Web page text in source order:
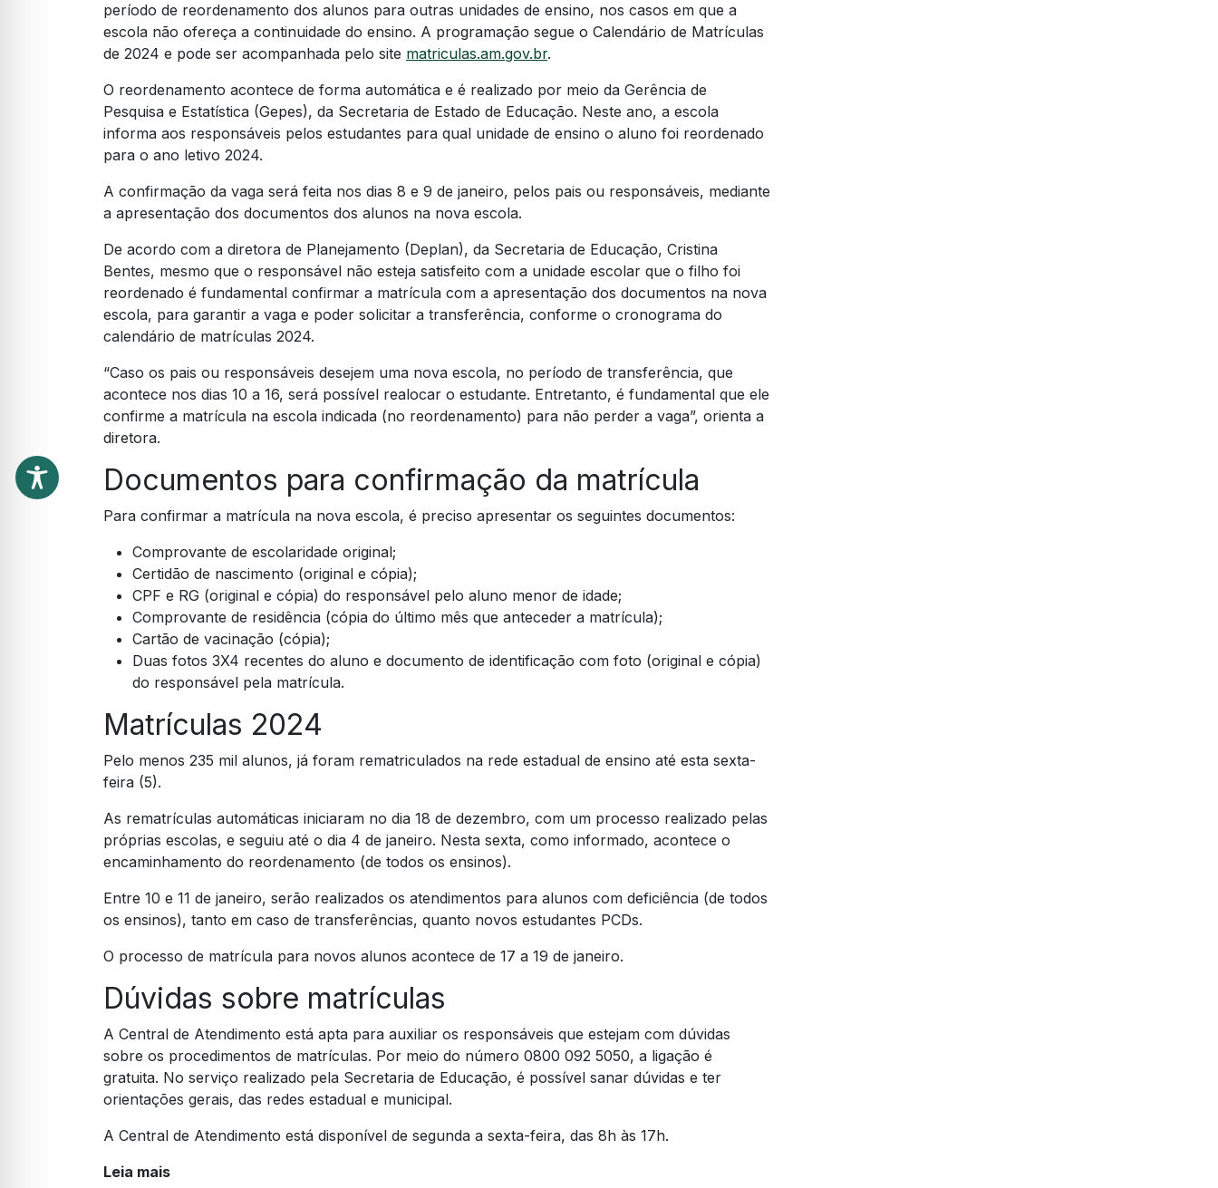
período de reordenamento dos alunos para outras unidades de ensino, nos casos em que a
escola não ofereça a continuidade do ensino. A programação segue o Calendário de Matrículas
de 2024 e pode ser acompanhada pelo site matriculas.am.gov.br.
O reordenamento acontece de forma automática e é realizado por meio da Gerência de
Pesquisa e Estatística (Gepes), da Secretaria de Estado de Educação. Neste ano, a escola
informa aos responsáveis pelos estudantes para qual unidade de ensino o aluno foi reordenado
para o ano letivo 2024.
A confirmação da vaga será feita nos dias 8 e 9 de janeiro, pelos pais ou responsáveis, mediante
a apresentação dos documentos dos alunos na nova escola.
De acordo com a diretora de Planejamento (Deplan), da Secretaria de Educação, Cristina
Bentes, mesmo que o responsável não esteja satisfeito com a unidade escolar que o filho foi
reordenado é fundamental confirmar a matrícula com a apresentação dos documentos na nova
escola, para garantir a vaga e poder solicitar a transferência, conforme o cronograma do
calendário de matrículas 2024.
“Caso os pais ou responsáveis desejem uma nova escola, no período de transferência, que
acontece nos dias 10 a 16, será possível realocar o estudante. Entretanto, é fundamental que ele
confirme a matrícula na escola indicada (no reordenamento) para não perder a vaga”, orienta a
diretora.
Documentos para confirmação da matrícula
Para confirmar a matrícula na nova escola, é preciso apresentar os seguintes documentos:
Comprovante de escolaridade original;
Certidão de nascimento (original e cópia);
CPF e RG (original e cópia) do responsável pelo aluno menor de idade;
Comprovante de residência (cópia do último mês que anteceder a matrícula);
Cartão de vacinação (cópia);
Duas fotos 3X4 recentes do aluno e documento de identificação com foto (original e cópia)
do responsável pela matrícula.
Matrículas 2024
Pelo menos 235 mil alunos, já foram rematriculados na rede estadual de ensino até esta sexta-
feira (5).
As rematrículas automáticas iniciaram no dia 18 de dezembro, com um processo realizado pelas
próprias escolas, e seguiu até o dia 4 de janeiro. Nesta sexta, como informado, acontece o
encaminhamento do reordenamento (de todos os ensinos).
Entre 10 e 11 de janeiro, serão realizados os atendimentos para alunos com deficiência (de todos
os ensinos), tanto em caso de transferências, quanto novos estudantes PCDs.
O processo de matrícula para novos alunos acontece de 17 a 19 de janeiro.
Dúvidas sobre matrículas
A Central de Atendimento está apta para auxiliar os responsáveis que estejam com dúvidas
sobre os procedimentos de matrículas. Por meio do número 0800 092 5050, a ligação é
gratuita. No serviço realizado pela Secretaria de Educação, é possível sanar dúvidas e ter
orientações gerais, das redes estadual e municipal.
A Central de Atendimento está disponível de segunda a sexta-feira, das 8h às 17h.
Leia mais